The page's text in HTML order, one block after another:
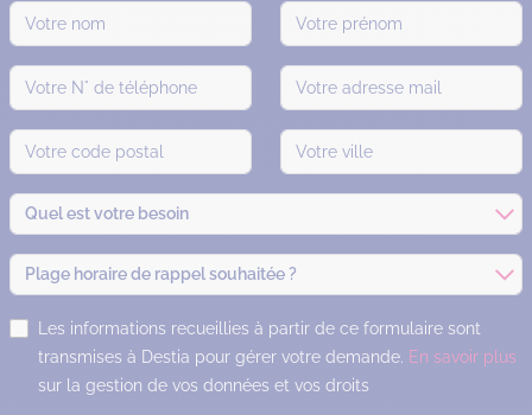
Quel est votre besoin
Plage horaire de rappel souhaitée ?
Les informations recueillies à partir de ce formulaire sont
transmises à Destia pour gérer votre demande. En savoir plus
sur la gestion de vos données et vos droits